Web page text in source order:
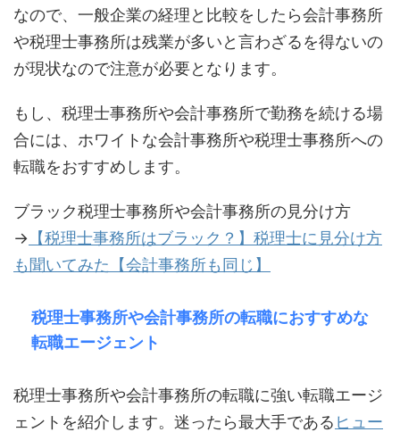
なので、一般企業の経理と比較をしたら会計事務所
や税理士事務所は残業が多いと言わざるを得ないの
が現状なので注意が必要となります。
もし、税理士事務所や会計事務所で勤務を続ける場
合には、ホワイトな会計事務所や税理士事務所への
転職をおすすめします。
ブラック税理士事務所や会計事務所の見分け方
→ 【税理士事務所はブラック？】税理士に見分け方
も聞いてみた【会計事務所も同じ】
税理士事務所や会計事務所の転職におすすめな
転職エージェント
税理士事務所や会計事務所の転職に強い転職エージ
ェントを紹介します。迷ったら最大手である ヒュー